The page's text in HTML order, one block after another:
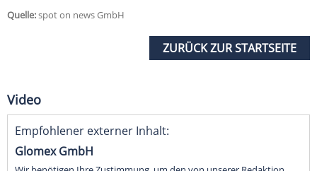
Quelle:spot on news GmbH
ZURÜCK ZUR STARTSEITE
Video
Empfohlener externer Inhalt:
Glomex GmbH